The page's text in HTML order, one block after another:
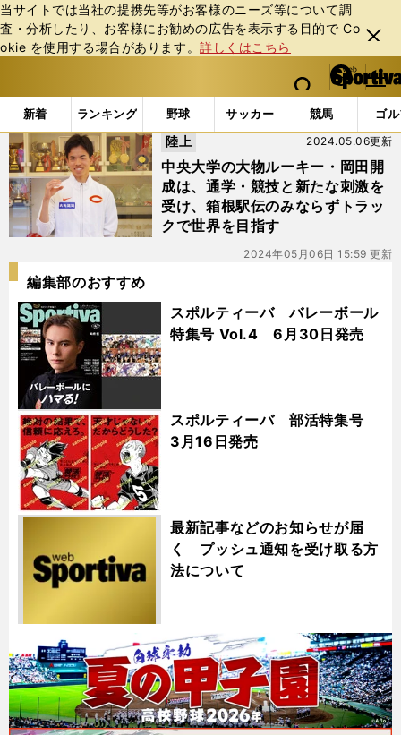
当サイトでは当社の提携先等がお客様のニーズ等について調
査・分析したり、お客様にお勧めの広告を表⽰する⽬的で Co
okie を使⽤する場合があります。詳しくはこちら
閉じ
る
web Sportiva (webスポルティーバ)
検索
マイペ
ー
ジ
メニュ
新着 ランキング 野球 サッカー 競馬 ゴ
b
ス
ポ
ル
テ
ィ
ー
バ
「#C」の最新ニュース・ 情報
中央大学の大物ルーキー・岡田開
成は、通学・競技と新たな刺激を
受け、箱根駅伝のみならずトラッ
クで世界を目指す
2024.05.06更新
陸上
2024年05月06日 15:59 更新
編集部のおすすめ
スポルティーバ バレーボール
特集号 Vol.4 6月30日発売
スポルティーバ 部活特集号
3月16日発売
最新記事などのお知らせが届
く プッシュ通知を受け取る方
法について